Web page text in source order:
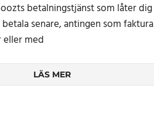
betalningstjänst som låter dig
senare, antingen som faktura
eller med
LÄS MER